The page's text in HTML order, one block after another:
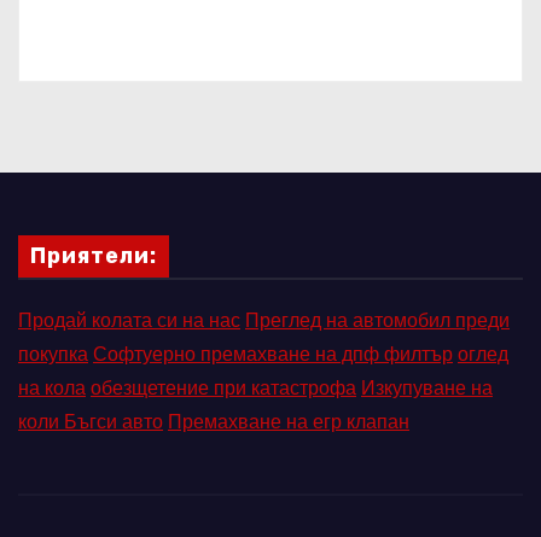
Приятели:
Продай колата си на нас Преглед на автомобил преди
покупкаСофтуерно премахване на дпф филтъроглед
на колаобезщетение при катастрофа Изкупуване на
коли Бъгси авто Премахване на егр клапан